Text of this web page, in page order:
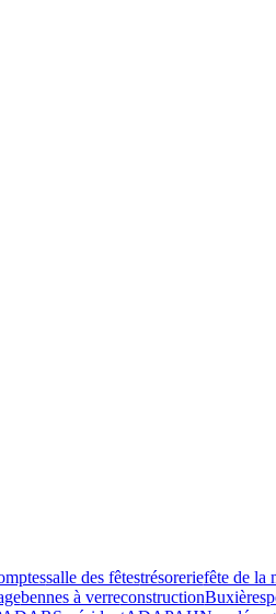
salle des fêtestrésoreriefête de la
bennes à verreconstructionBuxières